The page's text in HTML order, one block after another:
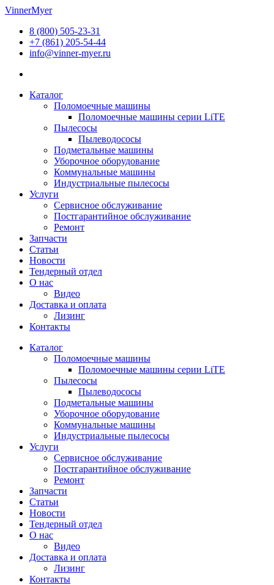
Перейти
содержимому
VinnerMyer
8 (800) 505-23-31
+7 (861) 205-54-44
info@vinner-myer.ru
Каталог
Поломоечные машины
Поломоечные машины серии LiTE
Пылесосы
Пылеводососы
Подметальные машины
Уборочное оборудование
Коммунальные машины
Индустриальные пылесосы
Услуги
Сервисное обслуживание
Постгарантийное обслуживание
Ремонт
Запчасти
Статьи
Новости
Тендерный отдел
О нас
Видео
Доставка и оплата
Лизинг
Контакты
Каталог
Поломоечные машины
Поломоечные машины серии LiTE
Пылесосы
Пылеводососы
Подметальные машины
Уборочное оборудование
Коммунальные машины
Индустриальные пылесосы
Услуги
Сервисное обслуживание
Постгарантийное обслуживание
Ремонт
Запчасти
Статьи
Новости
Тендерный отдел
О нас
Видео
Доставка и оплата
Лизинг
Контакты